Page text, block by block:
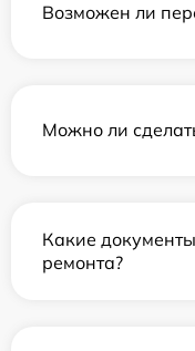
Возможен ли
Можно ли
Какие
ремонта?